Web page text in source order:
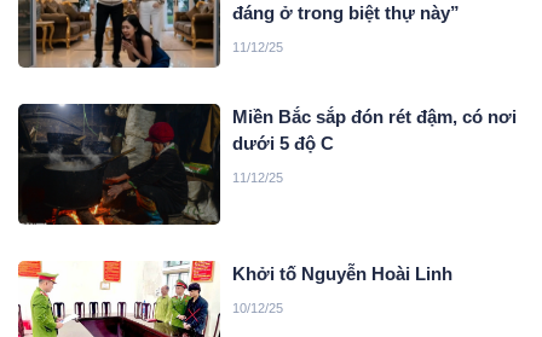
đáng ở trong biệt thự này”
11/12/25
Miền Bắc sắp đón rét đậm, có nơi
dưới 5 độ C
11/12/25
Khởi tố Nguyễn Hoài Linh
10/12/25